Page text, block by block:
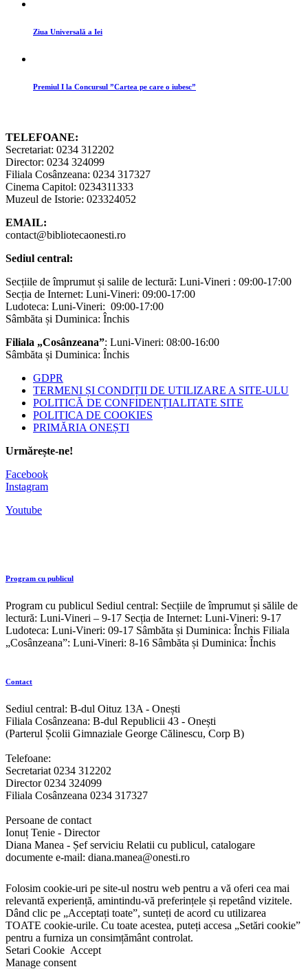
Ziua Universală a Iei
Premiul I la Concursul ”Cartea pe care o iubesc”
TELEFOANE:
Secretariat: 0234 312202
Director: 0234 324099
Filiala Cosânzeana: 0234 317327
Cinema Capitol: 0234311333
Muzeul de Istorie: 023324052
EMAIL:
contact@bibliotecaonesti.ro
Sediul central:
Secțiile de împrumut și salile de lectură: Luni-Vineri : 09:00-17:00
Secția de Internet: Luni-Vineri: 09:00-17:00
Ludoteca: Luni-Vineri: 09:00-17:00
Sâmbăta și Duminica: Închis
Filiala „Cosânzeana”: Luni-Vineri: 08:00-16:00
Sâmbăta și Duminica: Închis
GDPR
TERMENI ȘI CONDIȚII DE UTILIZARE A SITE-ULU
POLITICĂ DE CONFIDENȚIALITATE SITE
POLITICA DE COOKIES
PRIMĂRIA ONEȘTI
Urmărește-ne!
Facebook
Instagram
Youtube
Program cu publicul
Program cu publicul Sediul central: Secțiile de împrumut și sălile de
lectură: Luni-Vineri – 9-17 Secția de Internet: Luni-Vineri: 9-17
Ludoteca: Luni-Vineri: 09-17 Sâmbăta și Duminica: Închis Filiala
„Cosânzeana”: Luni-Vineri: 8-16 Sâmbăta și Duminica: Închis
Contact
Sediul central: B-dul Oituz 13A - Onești
Filiala Cosânzeana: B-dul Republicii 43 - Onești
(Parterul Școlii Gimnaziale George Călinescu, Corp B)
Telefoane:
Secretariat 0234 312202
Director 0234 324099
Filiala Cosânzeana 0234 317327
Persoane de contact
Ionuț Tenie - Director
Diana Manea - Șef serviciu Relatii cu publicul, catalogare
documente e-mail: diana.manea@onesti.ro
Folosim cookie-uri pe site-ul nostru web pentru a vă oferi cea mai
relevantă experiență, amintindu-vă preferințele și repetând vizitele.
Dând clic pe „Acceptați toate”, sunteți de acord cu utilizarea
TOATE cookie-urile. Cu toate acestea, puteți accesa „Setări cookie”
pentru a furniza un consimțământ controlat.
Setari Cookie Accept
Manage consent